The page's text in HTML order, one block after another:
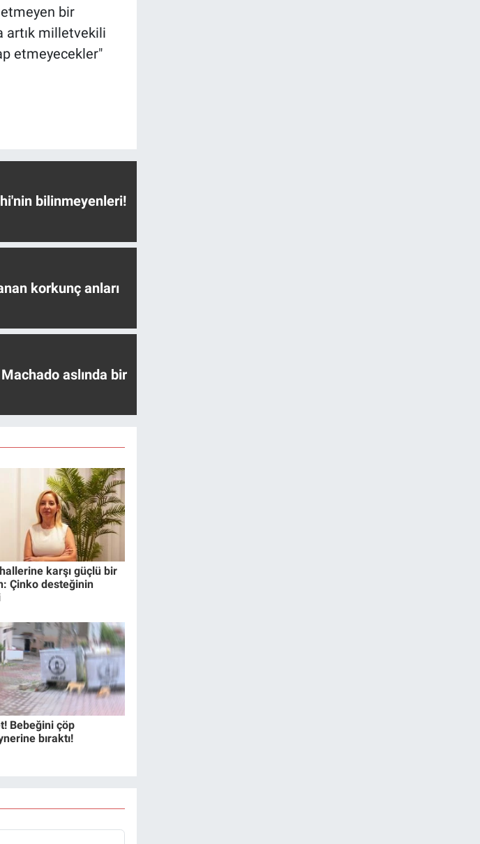
bir
artık milletvekili
etmeyecekler"
bilinmeyenleri!
korkunç anları
aslında bir
karşı güçlü bir
Çinko desteğinin
Bebeğini çöp
bıraktı!